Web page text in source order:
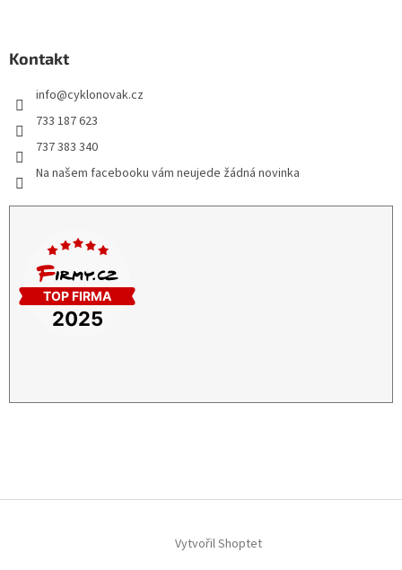
Kontakt
info@cyklonovak.cz
733 187 623
737 383 340
Na našem facebooku vám neujede žádná novinka
Vytvořil Shoptet